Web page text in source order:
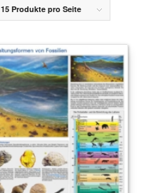
15 Produkte pro Seite